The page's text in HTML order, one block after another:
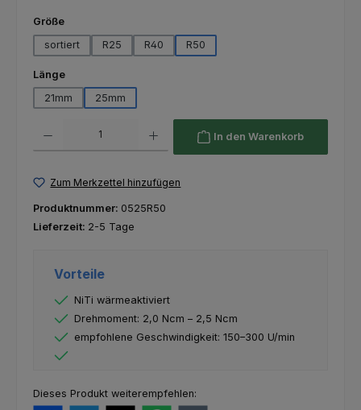
Größeauswählen
sortiert
R25 R40 R50
Längeauswählen
21mm
25mm
In den Warenkorb
Zum Merkzettel hinzufügen
Produktnummer: 0525R50
Lieferzeit: 2-5 Tage
Vorteile
NiTi wärmeaktiviert
Drehmoment: 2,0 Ncm – 2,5 Ncm
empfohlene Geschwindigkeit: 150–300 U/min
Dieses Produkt weiterempfehlen: